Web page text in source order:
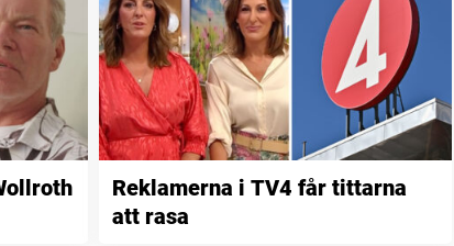
Reklamerna i TV4 får tittarna
att rasa